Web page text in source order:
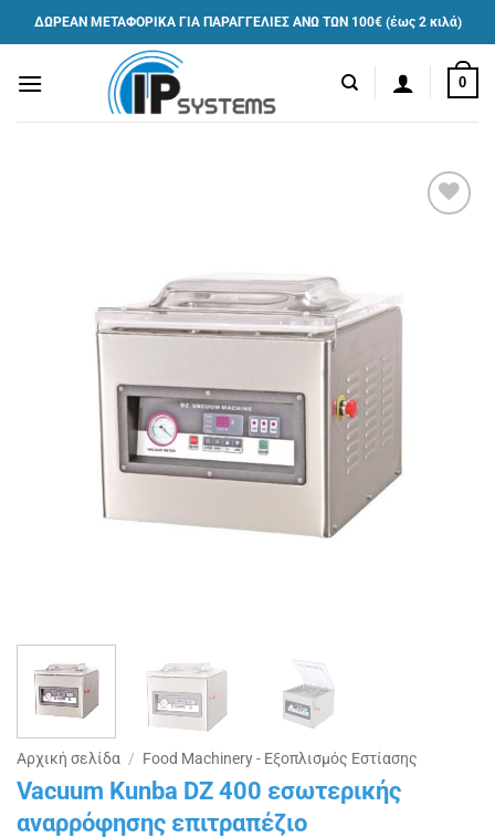
Μετάβαση
στο
ΔΩΡΕΑΝ ΜΕΤΑΦΟΡΙΚΑ ΓΙΑ ΠΑΡΑΓΓΕΛΙΕΣ ΑΝΩ ΤΩΝ 100€ (έως 2 κιλά)
0
Αρχική σελίδα / Food Machinery - Εξοπλισμός Εστίασης
Vacuum Kunba DZ 400 εσωτερικής
αναρρόφησης επιτραπέζιο